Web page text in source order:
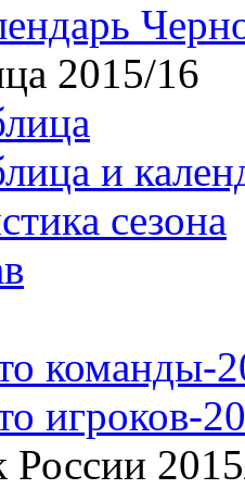
2015/16
и
сезона
команды-
игроков-
России